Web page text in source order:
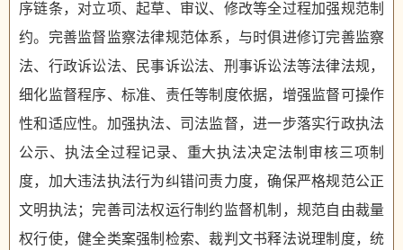
序链条，对立项、起草、审议、修改等全过程加强规范制
约。完善监督监察法律规范体系，与时俱进修订完善监察
法、行政诉讼法、民事诉讼法、刑事诉讼法等法律法规，
细化监督程序、标准、责任等制度依据，增强监督可操作
性和适应性。加强执法、司法监督，进一步落实行政执法
公示、执法全过程记录、重大执法决定法制审核三项制
度，加大违法执法行为纠错问责力度，确保严格规范公正
文明执法；完善司法权运行制约监督机制，规范自由裁量
权行使，健全类案强制检索、裁判文书释法说理制度，统